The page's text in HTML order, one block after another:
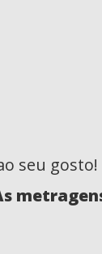
seu gosto!